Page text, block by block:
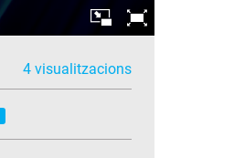
4 visualitzacions